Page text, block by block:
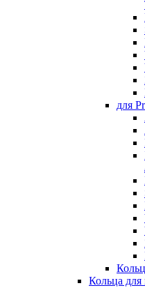
для
Кольца для